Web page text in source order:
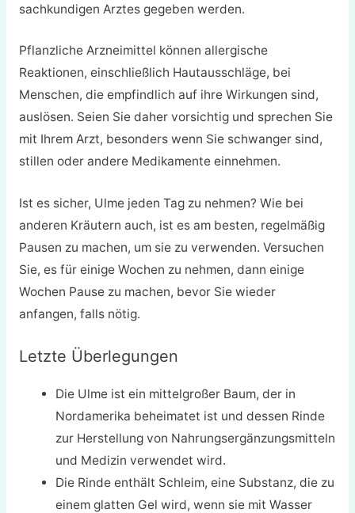
sachkundigen Arztes gegeben werden.
Pflanzliche Arzneimittel können allergische
Reaktionen, einschließlich Hautausschläge, bei
Menschen, die empfindlich auf ihre Wirkungen sind,
auslösen. Seien Sie daher vorsichtig und sprechen Sie
mit Ihrem Arzt, besonders wenn Sie schwanger sind,
stillen oder andere Medikamente einnehmen.
Ist es sicher, Ulme jeden Tag zu nehmen? Wie bei
anderen Kräutern auch, ist es am besten, regelmäßig
Pausen zu machen, um sie zu verwenden. Versuchen
Sie, es für einige Wochen zu nehmen, dann einige
Wochen Pause zu machen, bevor Sie wieder
anfangen, falls nötig.
Letzte Überlegungen
Die Ulme ist ein mittelgroßer Baum, der in
Nordamerika beheimatet ist und dessen Rinde
zur Herstellung von Nahrungsergänzungsmitteln
und Medizin verwendet wird.
Die Rinde enthält Schleim, eine Substanz, die zu
einem glatten Gel wird, wenn sie mit Wasser